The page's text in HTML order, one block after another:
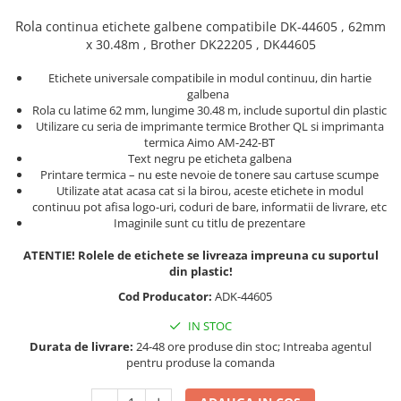
Etichete haine Aimo Phomemo
M200 | M220
Etichete Aimo rotunde
Etichete bijuterii Aimo Phomemo
Dymo
Batoane silicon cu sclipici
Batoane silicon Rapid Fun to Fix
Batoane silicon PVC/ Cabluri
Batoane silicon pluta
Batoane silicon piele intoarsa
Duze pentru pistoale de lipit
Clesti pentru nituri si popnituri
Nituri etansare Rapid
Nituri High performance Rapid
Nituri automotive Rapid colorate
Capsatoare pneumatice
Pistoale pneumatice batut cuie in
banda
Pistoale pneumatice duale batut
capse sau cuie in banda
Truse de scule combinate pentru
Extractor conectori Engineer
Geanta | Rucsac pentru scule
Instrumente recuperatoare
Pompe aspirator fludor si accesorii
Scule
Scule de mana electricieni
Scule de mana KNIPEX
Scule multifunctionale si accesorii
Scule pentru aviatie
Scule pentru constructii navale si
intretinere nave
Scule pentru instalari panouri
Rola continua etichete galbene compatibile DK-44605 , 62mm
x 30.48m , Brother DK22205 , DK44605
Etichete universale compatibile in modul continuu, din hartie
galbena
Rola cu latime 62 mm, lungime 30.48 m, include suportul din plastic
Utilizare cu seria de imprimante termice Brother QL si imprimanta
termica Aimo AM-242-BT
Text negru pe eticheta galbena
Printare termica – nu este nevoie de tonere sau cartuse scumpe
Utilizate atat acasa cat si la birou, aceste etichete in modul
continuu pot afisa logo-uri, coduri de bare, informatii de livrare, etc
Imaginile sunt cu titlu de prezentare
ATENTIE! Rolele de etichete se livreaza impreuna cu suportul
din plastic!
Cod Producator: ADK-44605
IN STOC
Durata de livrare: 24-48 ore produse din stoc; Intreaba agentul
pentru produse la comanda